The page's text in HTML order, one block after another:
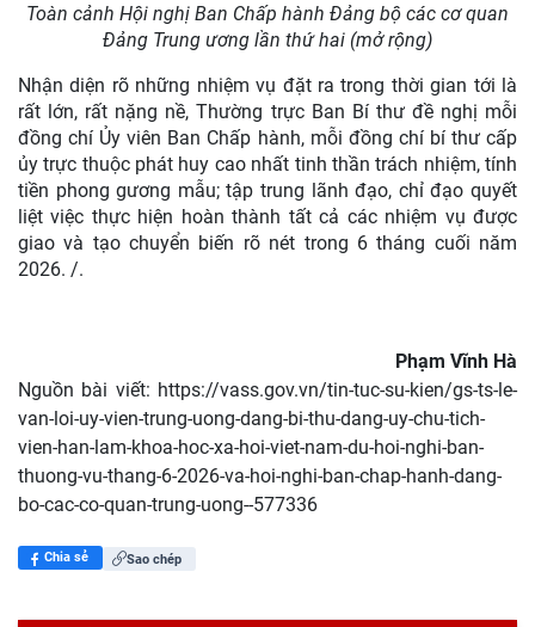
Toàn cảnh Hội nghị Ban Chấp hành Đảng bộ các cơ quan
Đảng Trung ương lần thứ hai (mở rộng)
Nhận diện rõ những nhiệm vụ đặt ra trong thời gian tới là
rất lớn, rất nặng nề, Thường trực Ban Bí thư đề nghị mỗi
đồng chí Ủy viên Ban Chấp hành, mỗi đồng chí bí thư cấp
ủy trực thuộc phát huy cao nhất tinh thần trách nhiệm, tính
tiền phong gương mẫu; tập trung lãnh đạo, chỉ đạo quyết
liệt việc thực hiện hoàn thành tất cả các nhiệm vụ được
giao và tạo chuyển biến rõ nét trong 6 tháng cuối năm
2026. /.
Phạm Vĩnh Hà
Nguồn bài viết: https://vass.gov.vn/tin-tuc-su-kien/gs-ts-le-
van-loi-uy-vien-trung-uong-dang-bi-thu-dang-uy-chu-tich-
vien-han-lam-khoa-hoc-xa-hoi-viet-nam-du-hoi-nghi-ban-
thuong-vu-thang-6-2026-va-hoi-nghi-ban-chap-hanh-dang-
bo-cac-co-quan-trung-uong--577336
Chia sẻ Sao chép